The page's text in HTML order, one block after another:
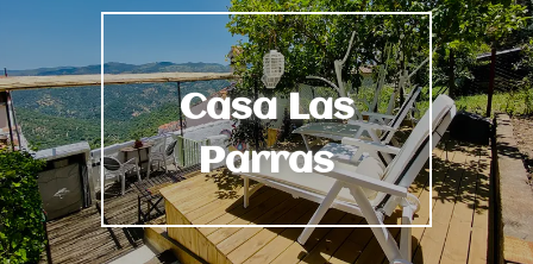
Casa Las
Parras